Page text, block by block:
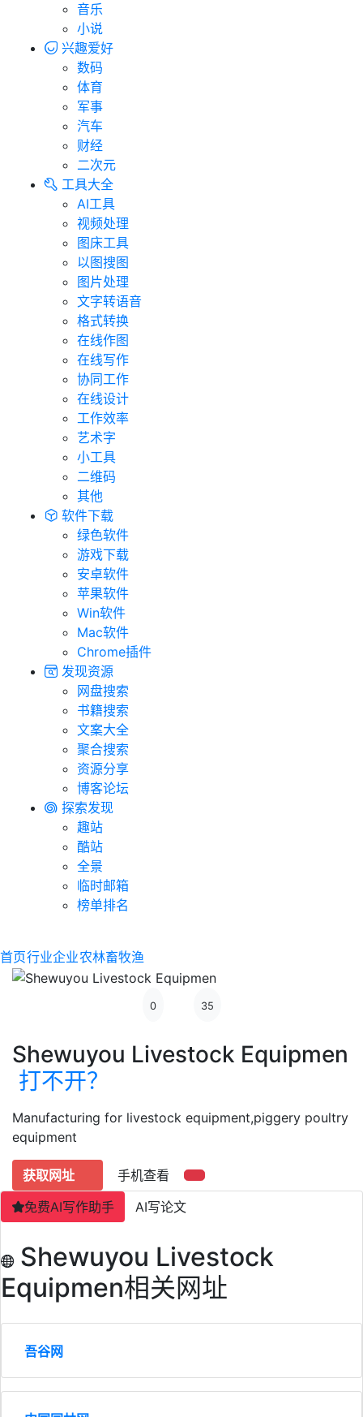
音乐
小说
兴趣爱好
数码
体育
军事
汽车
财经
二次元
工具大全
AI工具
视频处理
图床工具
以图搜图
图片处理
文字转语音
格式转换
在线作图
在线写作
协同工作
在线设计
工作效率
艺术字
小工具
二维码
其他
软件下载
绿色软件
游戏下载
安卓软件
苹果软件
Win软件
Mac软件
Chrome插件
发现资源
网盘搜索
书籍搜索
文案大全
聚合搜索
资源分享
博客论坛
探索发现
趣站
酷站
全景
临时邮箱
榜单排名
首页行业企业农林畜牧渔
0 35
Shewuyou Livestock Equipmen
打不开？
Manufacturing for livestock equipment,piggery poultry
equipment
获取网址
手机查看
免费AI写作助手
AI写论文
Shewuyou Livestock
Equipmen相关网址
吾谷网